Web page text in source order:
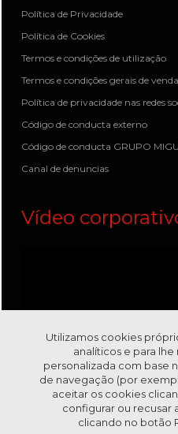
Política de Privacidade
Política de Cookies
Termos e condições de utilização
Termos e condições gerais de venda
Política de privacidade nas redes
Código de conducta externo
Código de conducta GRUPO
Canal de denuncias
Vídeo
Utilizamos cookies
analíticos e para
personalizada com base
de navegação (por
aceitar os cookies
configurar ou recusar
clicando no botão